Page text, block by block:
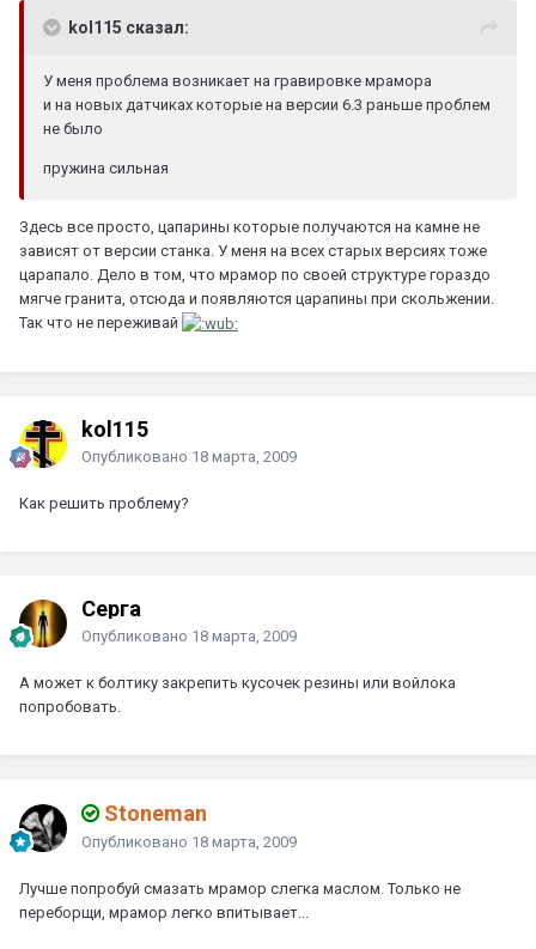
kol115 сказал:
У меня проблема возникает на гравировке мрамора
и на новых датчиках которые на версии 6.3 раньше проблем
не было
пружина сильная
Здесь все просто, цапарины которые получаются на камне не
зависят от версии станка. У меня на всех старых версиях тоже
царапало. Дело в том, что мрамор по своей структуре гораздо
мягче гранита, отсюда и появляются царапины при скольжении.
Так что не переживай
kol115
Опубликовано 18 марта, 2009
Как решить проблему?
Серга
Опубликовано 18 марта, 2009
А может к болтику закрепить кусочек резины или войлока
попробовать.
Stoneman
Опубликовано 18 марта, 2009
Лучше попробуй смазать мрамор слегка маслом. Только не
переборщи, мрамор легко впитывает...